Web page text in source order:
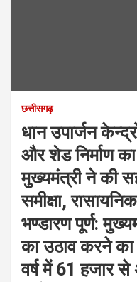
छत्तीसगढ़
धान उपार्जन
और शेड निर्माण
मुख्यमंत्री ने की
समीक्षा,
भण्डारण पूर्ण:
का उठाव करने का
वर्ष में 61 हजार